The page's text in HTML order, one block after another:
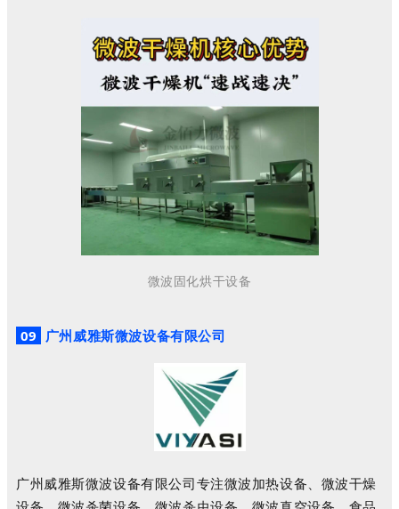
微波固化烘干设备
09 广州威雅斯微波设备有限公司
广州威雅斯微波设备有限公司专注微波加热设备、微波干燥